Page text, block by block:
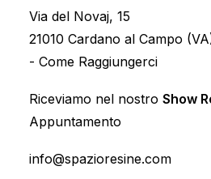
Via del Novaj, 15
21010 Cardano al Campo
- Come Raggiungerci
Riceviamo nel nostro Show
Appuntamento
info@spazioresine.com